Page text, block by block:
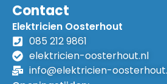
Contact
Elektricien Oosterhout
085 212 9861
elektricien-oosterhout.nl
info@elektricien-